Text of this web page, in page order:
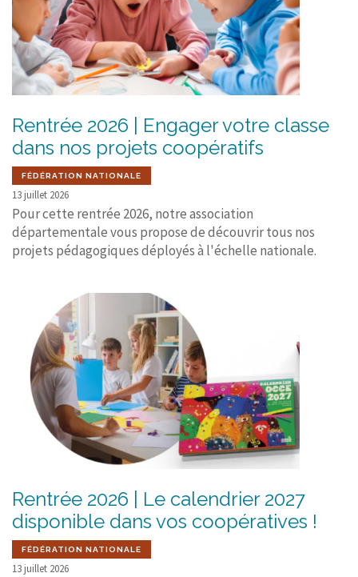
Rentrée 2026 | Engager votre classe
dans nos projets coopératifs
FÉDÉRATION NATIONALE
13 juillet 2026
Pour cette rentrée 2026, notre association
départementale vous propose de découvrir tous nos
projets pédagogiques déployés à l'échelle nationale.
Rentrée 2026 | Le calendrier 2027
disponible dans vos coopératives !
FÉDÉRATION NATIONALE
13 juillet 2026